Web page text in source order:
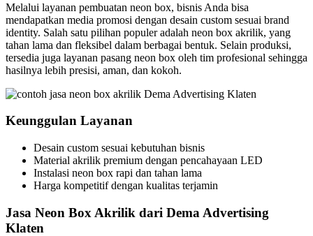
Melalui layanan pembuatan neon box, bisnis Anda bisa
mendapatkan media promosi dengan desain custom sesuai brand
identity. Salah satu pilihan populer adalah neon box akrilik, yang
tahan lama dan fleksibel dalam berbagai bentuk. Selain produksi,
tersedia juga layanan pasang neon box oleh tim profesional sehingga
hasilnya lebih presisi, aman, dan kokoh.
Keunggulan Layanan
Desain custom sesuai kebutuhan bisnis
Material akrilik premium dengan pencahayaan LED
Instalasi neon box rapi dan tahan lama
Harga kompetitif dengan kualitas terjamin
Jasa Neon Box Akrilik dari Dema Advertising
Klaten